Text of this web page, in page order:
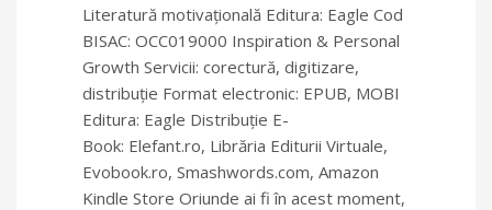
Literatură motivaţională Editura: Eagle Cod
BISAC: OCC019000 Inspiration & Personal
Growth Servicii: corectură, digitizare,
distribuţie Format electronic: EPUB, MOBI
Editura: Eagle Distribuție E-
Book: Elefant.ro, Librăria Editurii Virtuale,
Evobook.ro, Smashwords.com, Amazon
Kindle Store Oriunde ai fi în acest moment,